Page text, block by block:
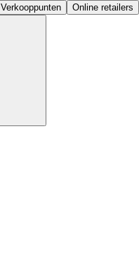
Verkooppunten Online retailers